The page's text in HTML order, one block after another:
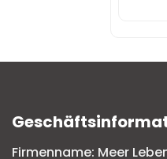
Firmenname: Meer